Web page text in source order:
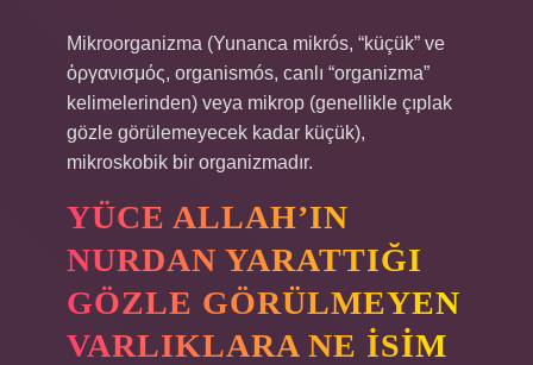
Mikroorganizma (Yunanca mikrós, “küçük” ve
ὀργανισμός, organismós, canlı “organizma”
kelimelerinden) veya mikrop (genellikle çıplak
gözle görülemeyecek kadar küçük),
mikroskobik bir organizmadır.
YÜCE ALLAH’IN
NURDAN YARATTIĞI
GÖZLE GÖRÜLMEYEN
VARLIKLARA NE ISIM